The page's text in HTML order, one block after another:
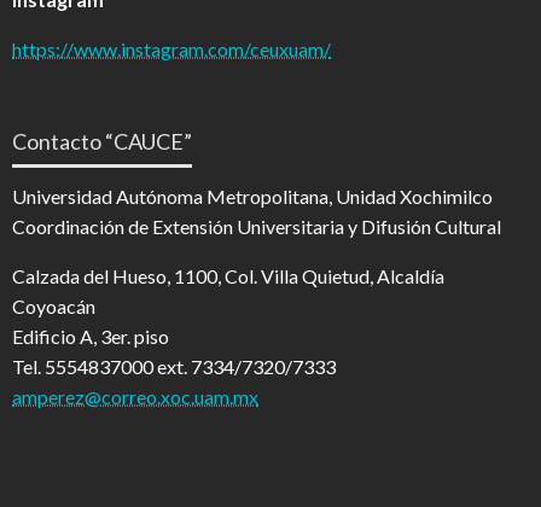
https://www.instagram.com/ceuxuam/
Contacto “CAUCE”
Universidad Autónoma Metropolitana, Unidad Xochimilco
Coordinación de Extensión Universitaria y Difusión Cultural
Calzada del Hueso, 1100, Col. Villa Quietud, Alcaldía
Coyoacán
Edificio A, 3er. piso
Tel. 5554837000 ext. 7334/7320/7333
amperez@correo.xoc.uam.mx